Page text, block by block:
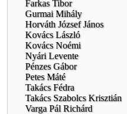
Farkas Tibor
Gurmai Mihály
Horváth József János
Kovács László
Kovács Noémi
Nyári Levente
Pénzes Gábor
Petes Máté
Takács Fédra
Takács Szabolcs Krisztián
Varga Pál Richárd